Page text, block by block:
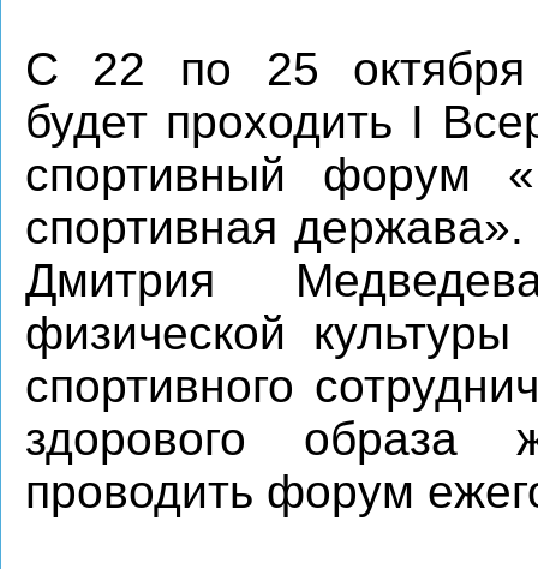
С 22 по 25
будет проходить I
спортивный форум
спортивная
Дмитрия
физической
спортивного
здорового образа
проводить форум